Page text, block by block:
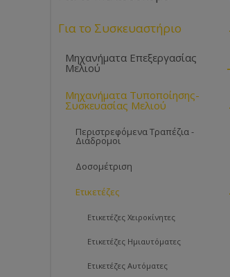
Για το Συσκευαστήριο
Μηχανήματα Επεξεργασίας
Μελιού
Μηχανήματα Τυποποίησης-
Συσκευασίας Μελιού
Περιστρεφόμενα Τραπέζια -
Διάδρομοι
Δοσομέτριση
Ετικετέζες
Ετικετέζες Χειροκίνητες
Ετικετέζες Ημιαυτόματες
Ετικετέζες Αυτόματες